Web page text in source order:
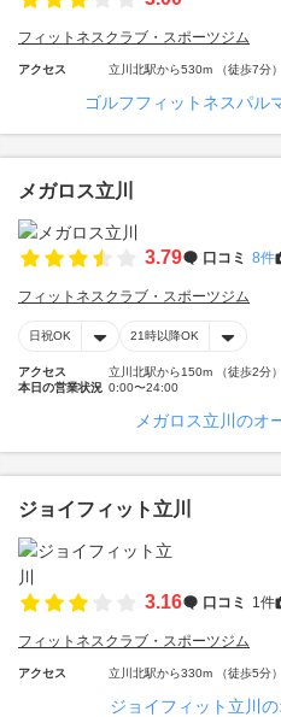
フィットネスクラブ・スポーツジム
アクセス 立川北駅から530m （徒歩7分）
ゴルフフィットネスパル
メガロス立川
3.79 口コミ 8件
フィットネスクラブ・スポーツジム
日祝OK 21時以降OK
アクセス
立川北駅から150m （徒歩2分）
本日の営業状況 0:00〜24:00
メガロス立川のオ
ジョイフィット立川
3.16 口コミ 1件
フィットネスクラブ・スポーツジム
アクセス 立川北駅から330m （徒歩5分）
ジョイフィット立川